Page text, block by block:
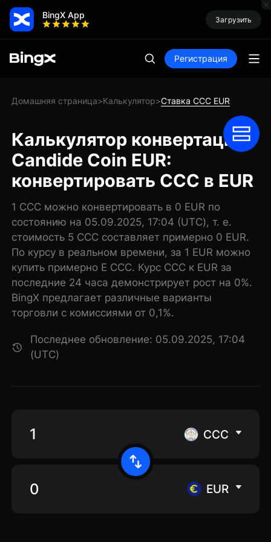
BingX App Загрузить
Регистрация
Домашняя страница>Калькулятор>Ставка CCC EUR
Калькулятор конвертации
Candide Coin EUR:
конвертировать CCC в EUR
1 CCC можно конвертировать в 0 EUR по
состоянию на 05.09.2025, 17:04 (UTC), т. е.
стоимость 5 CCC составляет примерно 0 EUR.
По курсу в реальном времени, за 1 EUR можно
купить примерно E CCC. Курс CCC к EUR за
последние 24 часа демонстрирует рост на 0%.
BingX предлагает различные варианты
торговли с комиссиями от 0,1%.
Последнее обновление: 05.09.2025, 17:04
(UTC)
CCC
EUR